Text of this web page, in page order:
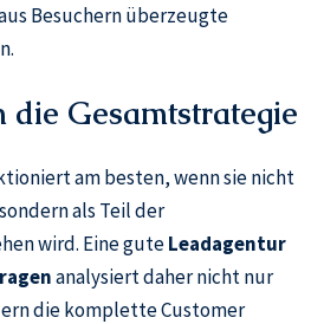
Besuchern überzeugte
Gesamtstrategie
am besten, wenn sie nicht
als Teil der
wird. Eine guteLeadagentur
analysiert daher nicht nur
die komplette Customer